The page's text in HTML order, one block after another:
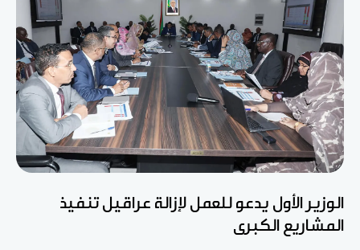
الوزير الأول يدعو للعمل لإزالة عراقيل تنفيذ
المشاريع الكبرى